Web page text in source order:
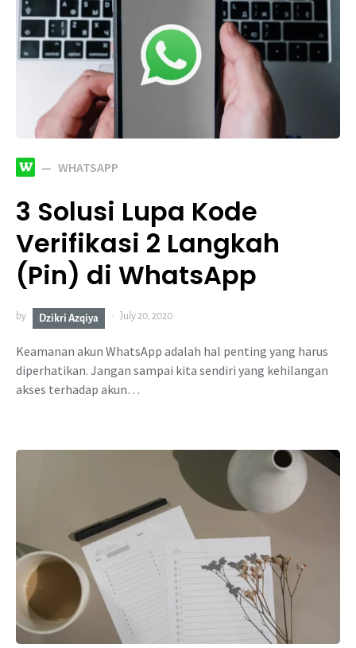
W WHATSAPP
3 Solusi Lupa Kode
Verifikasi 2 Langkah
(Pin) di WhatsApp
by Dzikri Azqiya July 20, 2020
Keamanan akun WhatsApp adalah hal penting yang harus
diperhatikan. Jangan sampai kita sendiri yang kehilangan
akses terhadap akun…